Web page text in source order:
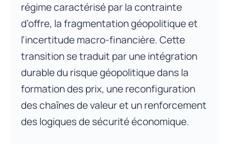
régime caractérisé par la contrainte
d’offre, la fragmentation géopolitique et
l’incertitude macro-financière. Cette
transition se traduit par une intégration
durable du risque géopolitique dans la
formation des prix, une reconfiguration
des chaînes de valeur et un renforcement
des logiques de sécurité économique.